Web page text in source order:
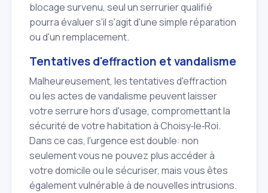
blocage survenu, seul un serrurier qualifié
pourra évaluer s'il s'agit d'une simple réparation
ou d'un remplacement.
Tentatives d'effraction et vandalisme
Malheureusement, les tentatives d'effraction
ou les actes de vandalisme peuvent laisser
votre serrure hors d'usage, compromettant la
sécurité de votre habitation à Choisy‑le‑Roi.
Dans ce cas, l'urgence est double: non
seulement vous ne pouvez plus accéder à
votre domicile ou le sécuriser, mais vous êtes
également vulnérable à de nouvelles intrusions.